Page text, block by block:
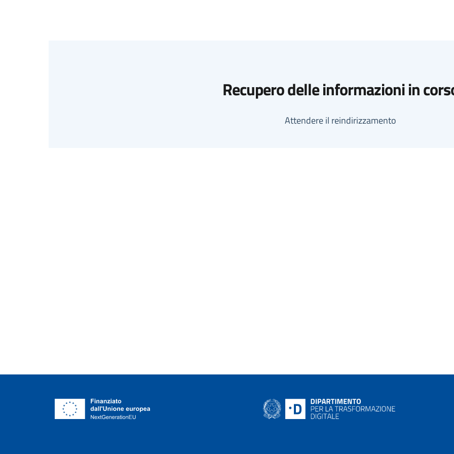
Recupero delle informazioni in
Attendere il reindirizzamento